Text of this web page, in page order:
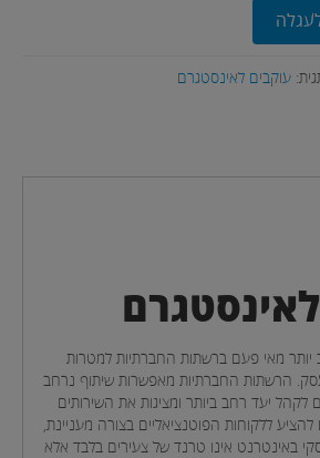
עוקבים לאינסטגרם
יותר מאי פעם ברשתות החברתיות למטרות
הרשתות החברתיות מאפשרות שיתוף נרחב
יעד רחב ביותר ומציגות את השירותים
ללקוחות הפוטנציאליים בצורה מעניינת,
באינטרנט אינו טרנד של צעירים בלבד אלא